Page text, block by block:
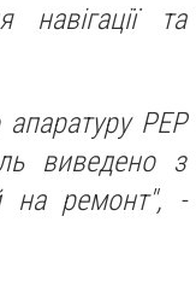
навігації та
РЕР
виведено з
на ремонт", -